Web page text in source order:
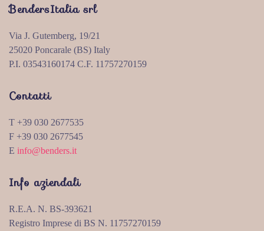
BendersItalia srl
Via J. Gutemberg, 19/21
25020 Poncarale (BS) Italy
P.I. 03543160174 C.F. 11757270159
Contatti
T +39 030 2677535
F +39 030 2677545
E info@benders.it
Info aziendali
R.E.A. N. BS-393621
Registro Imprese di BS N. 11757270159